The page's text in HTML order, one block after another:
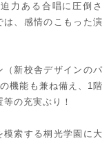
力ある合唱に圧倒さ
、感情のこもった演
新校舎デザインのパ
機能も兼ね備え、1階
の充実ぶり！
索する桐光学園に大